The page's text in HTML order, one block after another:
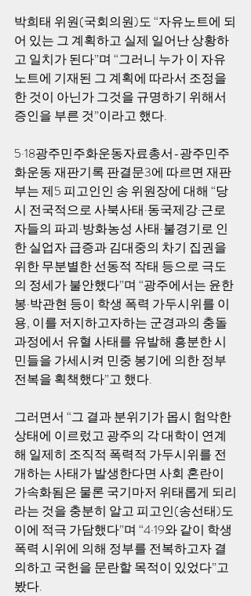
박희태 위원(국회의원)도 “자유노트에 되
어 있는 그 계획하고 실제 일어난 상황하
고 일치가 된다”며 “그러니 누가 이 자유
노트에 기재된 그 계획에 따라서 조정을
한 것이 아닌가 그것을 규명하기 위해서
증인을 부른 것”이라고 했다.
5·18광주민주화운동자료총서-광주민주
화운동 재판기록 판결문3에 따르면 재판
부는 제5 피고인인 송 위원장에 대해 “당
시 전국적으로 사북사태·동국제강·근로
자들의 파괴·방화농성 사태·불경기로 인
한 실업자 급증과 김대중의 차기 집권을
위한 무분별한 선동적 작태 등으로 극도
의 정세가 불안했다”며 “광주에서는 윤한
봉·박관현 등이 학생 폭력 가두시위를 이
용, 이를 저지하고자하는 군경과의 충돌
과정에서 유혈 사태를 유발해 흥분한 시
민들을 가세시켜 민중 봉기에 의한 정부
전복을 획책했다”고 했다.
그러면서 “그 결과 분위기가 몹시 험악한
상태에 이르렀고 광주의 각 대학이 연계
해 일제히 조직적 폭력적 가두시위를 전
개하는 사태가 발생한다면 사회 혼란이
가속화됨은 물론 국기마저 위태롭게 되리
라는 것을 충분히 알고 피고인(송선태)도
이에 적극 가담했다”며 “4·19와 같이 학생
폭력 시위에 의해 정부를 전복하고자 결
의하고 국헌을 문란할 목적이 있었다”고
봤다.